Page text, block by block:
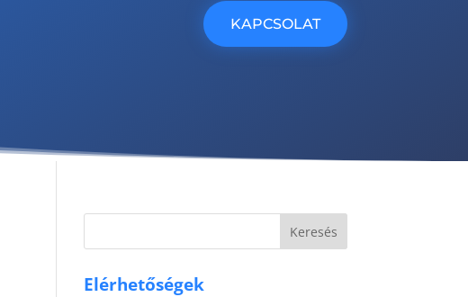
KAPCSOLAT
Elérhetőségek